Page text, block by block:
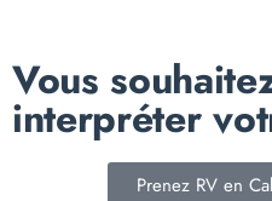
Vous
interpréter
Prenez RV en